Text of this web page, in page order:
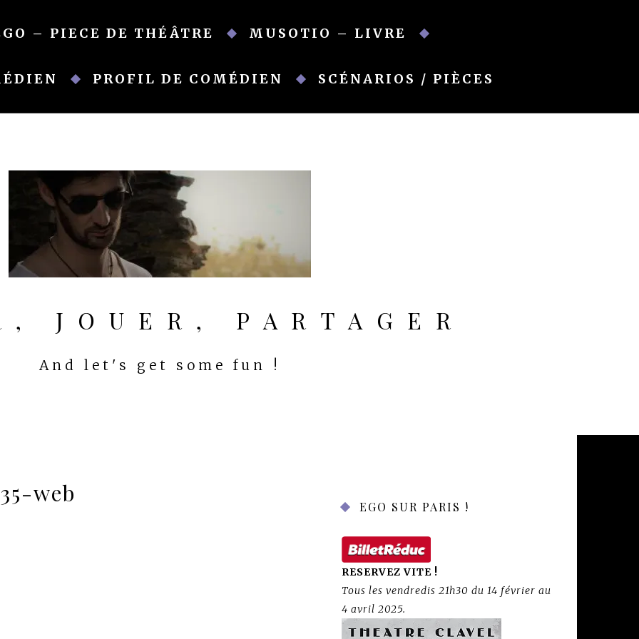
– PIECE DE THÉÂTRE MUSOTIO – LIVRE
PROFIL DE COMÉDIEN SCÉNARIOS / PIÈCES
JOUER, PARTAGER
And let's get some fun !
web EGO SUR PARIS !
RESERVEZ VITE !
Tous les vendredis 21h30 du 14 février au
4 avril 2025.